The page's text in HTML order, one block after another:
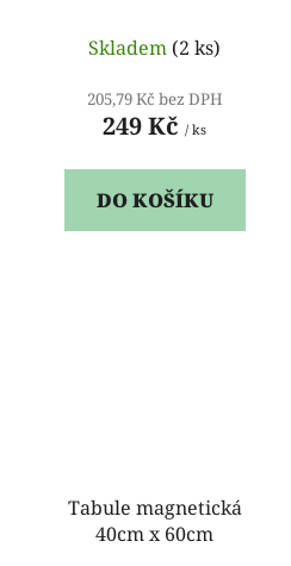
Skladem (2 ks)
205,79 Kč bez DPH
249 Kč / ks
DO KOŠÍKU
Tabule magnetická
40cm x 60cm